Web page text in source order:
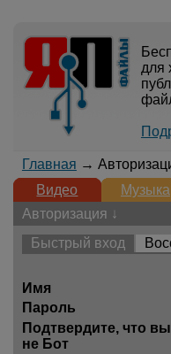
для
Главная →
Видео
Музыка
Авторизация ↓
Быстрый вход
Имя
Пароль
Подтвердите, что вы
не Бот